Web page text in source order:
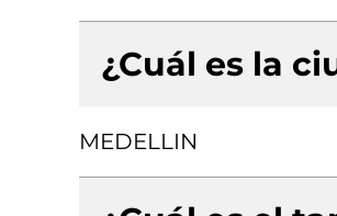
¿Cuál es la
MEDELLIN